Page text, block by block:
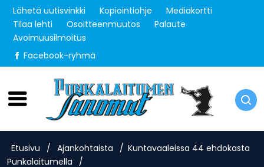
Lähetä uutisvinkki Kopiointiohje
Mediakortti
Tilaa lehti
Osoitteenmuutos
Palaute
Avoimuusilmoitus
Facebook-ryhmä
Lauantai 8.8.2026
Etusivu / Ajankohtaista / Kuntavaaleissa 44 ehdokasta
Punkalaitumella
/